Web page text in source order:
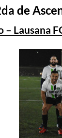
de
– Lausana